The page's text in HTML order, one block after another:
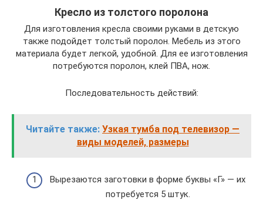
Кресло из толстого поролона
Для изготовления кресла своими руками в детскую
также подойдет толстый поролон. Мебель из этого
материала будет легкой, удобной. Для ее изготовления
потребуются поролон, клей ПВА, нож.
Последовательность действий:
Читайте также: Узкая тумба под телевизор —
виды моделей, размеры
Вырезаются заготовки в форме буквы «Г» — их
потребуется 5 штук.